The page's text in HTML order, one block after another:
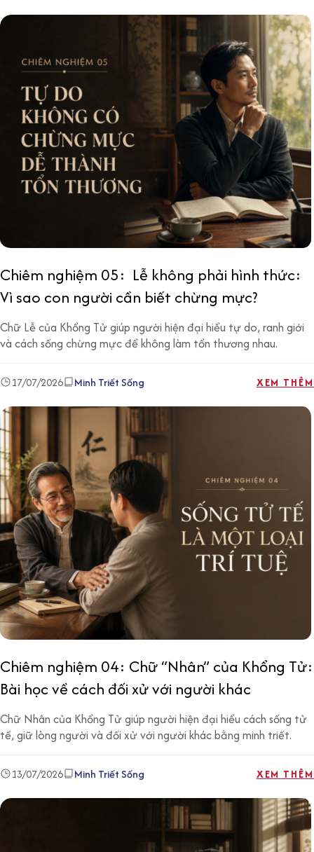
Chiêm nghiệm 05: Lễ không phải hình thức:
Vì sao con người cần biết chừng mực?
Chữ Lễ của Khổng Tử giúp người hiện đại hiểu tự do, ranh giới
và cách sống chừng mực để không làm tổn thương nhau.
17/07/2026 Minh Triết Sống XEM THÊM
Chiêm nghiệm 04: Chữ “Nhân” của Khổng Tử:
Bài học về cách đối xử với người khác
Chữ Nhân của Khổng Tử giúp người hiện đại hiểu cách sống tử
tế, giữ lòng người và đối xử với người khác bằng minh triết.
13/07/2026 Minh Triết Sống XEM THÊM